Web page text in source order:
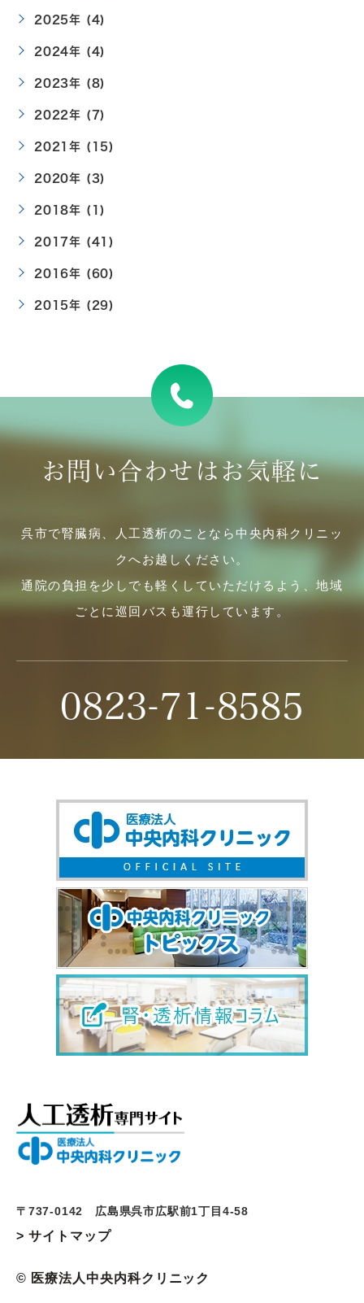
2025年 (4)
2024年 (4)
2023年 (8)
2022年 (7)
2021年 (15)
2020年 (3)
2018年 (1)
2017年 (41)
2016年 (60)
2015年 (29)
お問い合わせはお気軽に
呉市で腎臓病、人工透析のことなら中央内科クリニッ
クへお越しください。
通院の負担を少しでも軽くしていただけるよう、地域
ごとに巡回バスも運行しています。
0823-71-8585
〒737-0142 広島県呉市広駅前1丁目4-58
> サイトマップ
© 医療法人中央内科クリニック